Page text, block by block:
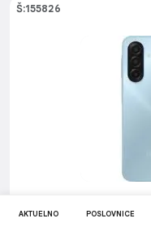
Š:155826
AKTUELNO POSLOVNICE